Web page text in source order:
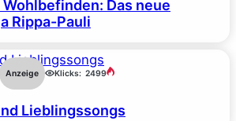
Das neue
Rippa-Pauli
Anzeige Klicks: 2499
Lieblingssongs